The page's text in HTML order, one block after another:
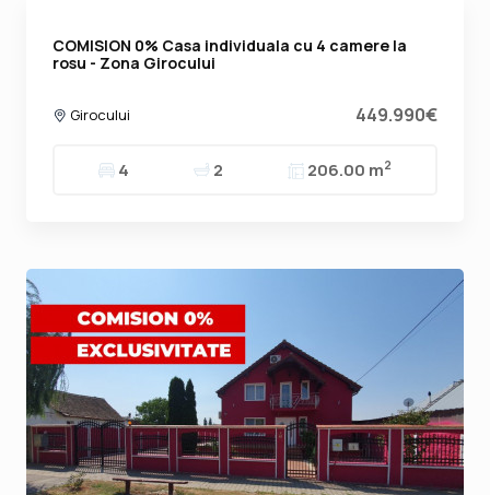
COMISION 0% Casa individuala cu 4 camere la
rosu - Zona Girocului
Girocului 449.990€
4 2 206.00 m2